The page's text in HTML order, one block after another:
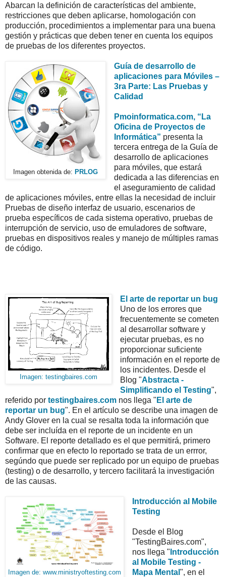
Abarcan la definición de características del ambiente,
restricciones que deben aplicarse, homologación con
producción, procedimientos a implementar para una buena
gestión y prácticas que deben tener en cuenta los equipos
de pruebas de los diferentes proyectos.
Imagen obtenida de: PRLOG
Guía de desarrollo de
aplicaciones para Móviles –
3ra Parte: Las Pruebas y
Calidad
Pmoinformatica.com, “La
Oficina de Proyectos de
Informática” presenta la
tercera entrega de la Guía de
desarrollo de aplicaciones
para móviles, que estará
dedicada a las diferencias en
el aseguramiento de calidad
de aplicaciones móviles, entre ellas la necesidad de incluir
Pruebas de diseño interfaz de usuario, escenarios de
prueba específicos de cada sistema operativo, pruebas de
interrupción de servicio, uso de emuladores de software,
pruebas en dispositivos reales y manejo de múltiples ramas
de código.
Imagen: testingbaires.com
El arte de reportar un bug
Uno de los errores que
frecuentemente se cometen
al desarrollar software y
ejecutar pruebas, es no
proporcionar suficiente
información en el reporte de
los incidentes. Desde el
Blog "Abstracta -
Simplificando el Testing",
referido por testingbaires.com nos llega " El arte de
reportar un bug". En el artículo se describe una imagen de
Andy Glover en la cual se resalta toda la información que
debe ser incluída en el reporte de un incidente en un
Software. El reporte detallado es el que permitirá, primero
confirmar que en efecto lo reportado se trata de un errror,
segúndo que puede ser replicado por un equipo de pruebas
(testing) o de desarrollo, y tercero facilitará la investigación
de las causas.
Imagen de: www.ministryoftesting.com
Introducción al Mobile
Testing
Desde el Blog
"TestingBaires.com",
nos llega " Introducción
al Mobile Testing -
Mapa Mental ", en el